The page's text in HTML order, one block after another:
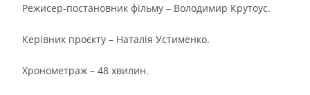
Режисер-постановник фільму – Володимир Крутоус.
Керівник проєкту – Наталія Устименко.
Хронометраж – 48 хвилин.